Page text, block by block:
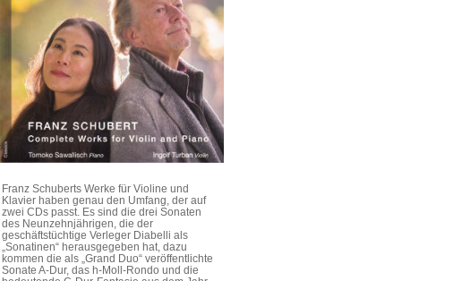
Franz Schuberts Werke für Violine und
Klavier haben genau den Umfang, der auf
zwei CDs passt. Es sind die drei Sonaten
des Neunzehnjährigen, die der
geschäftstüchtige Verleger Diabelli als
„Sonatinen“ herausgegeben hat, dazu
kommen die als „Grand Duo“ veröffentlichte
Sonate A-Dur, das h-Moll-Rondo und die